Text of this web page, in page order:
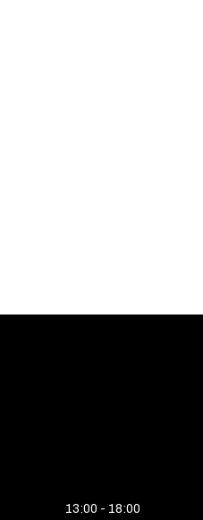
13:00 - 18:00